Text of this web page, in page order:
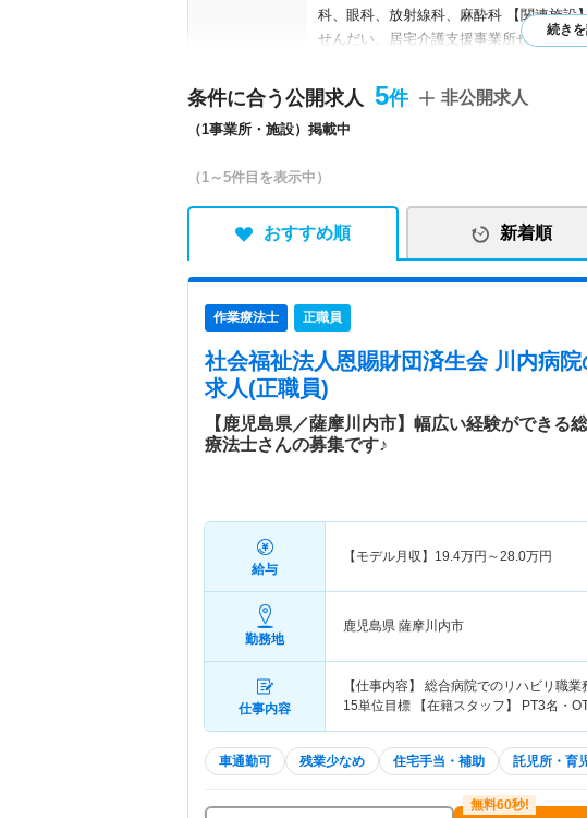
科、眼科、放射線科、麻酔科 【関連施設
せんだい、居宅介護支援事業所せんだい
特色
済生会川内病院は、1952年に開設され、
ことを理念とし、「済生の心」を掲げて
し、地域の救急医療の中核として迅速か
療の専門医療、がん治療に特化した医療
クを通じた予防医療の推進にも力を入れて
条件に合う公開求人 5
（1事業所・施設）掲載中
非公開求人
（1～5件目を表示中）
おすすめ順 新着順
作業療法士 正職員
社会福祉法人恩賜財団済生会 川内病院
求人(正職員)
【鹿児島県／薩摩川内市】幅広い経験ができる
療法士さんの募集です♪
給与
【モデル月収】 19.4万円～28.0万円
勤務地
鹿児島県 薩摩川内市
仕事内容
【仕事内容】 総合病院でのリハビリ職
15単位目標 【在籍スタッフ】 PT3名・
車通勤可 残業少なめ 住宅手当・補助 託児所・育